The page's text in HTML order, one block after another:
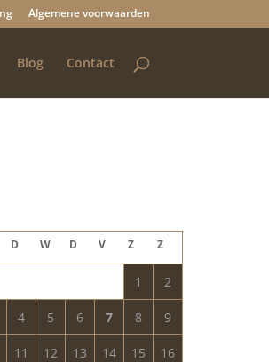
Algemene voorwaarden
Blog Contact
D W D V Z Z
1 2
4 5 6 7 8 9
11 12 13 14 15 16